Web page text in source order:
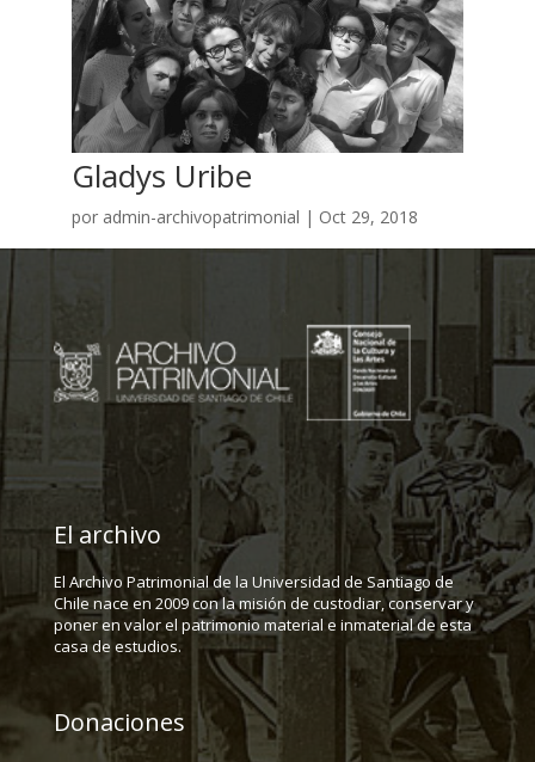
Gladys Uribe
por admin-archivopatrimonial | Oct 29, 2018
El archivo
El Archivo Patrimonial de la Universidad de Santiago de
Chile nace en 2009 con la misión de custodiar, conservar y
poner en valor el patrimonio material e inmaterial de esta
casa de estudios.
Donaciones